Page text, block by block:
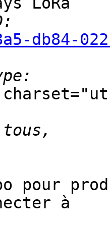
db84-
pour
à